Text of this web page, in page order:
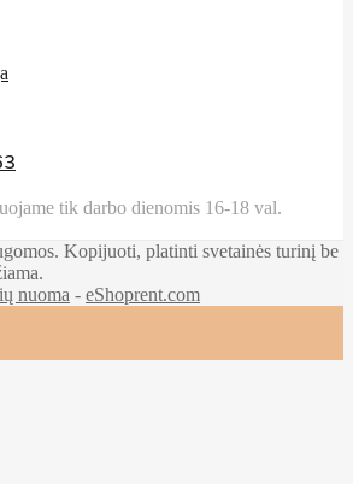
tik darbo dienomis 16-18 val.
Kopijuoti, platinti svetainės turinį be
nuoma - eShoprent.com